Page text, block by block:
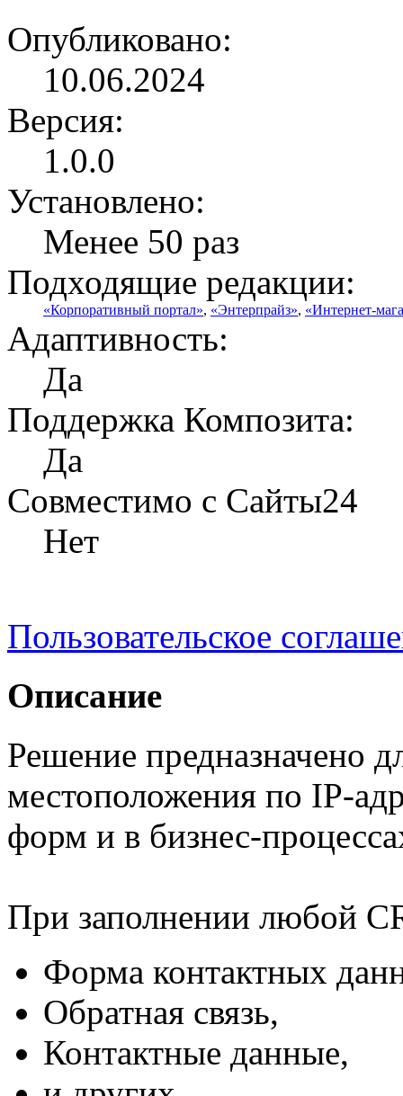
Опубликовано:
10.06.2024
Версия:
1.0.0
Установлено:
Менее 50 раз
Подходящие редакции:
«Корпоративный портал», «Энтерпрайз», «Интернет-
Адаптивность:
Да
Поддержка Композита:
Да
Совместимо с Сайты24
Нет
Пользовательское
Описание
Решение предназначено
местоположения по IP-
форм и в бизнес-
При заполнении любой
Форма контактных
Обратная связь,
Контактные данные,